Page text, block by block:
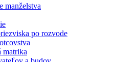
manželstva
po rozvode
matrika